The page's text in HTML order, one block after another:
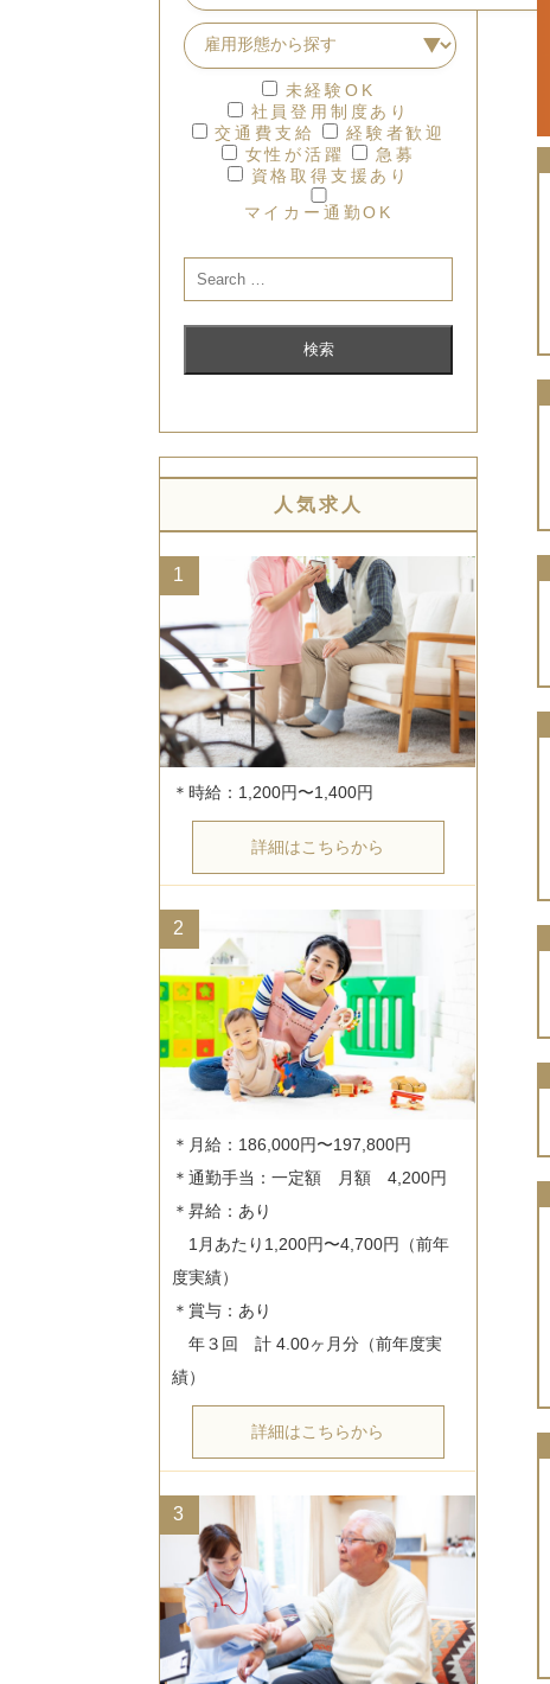
未経験OK
社員登用制度あり
交通費支給
経験者歓迎
女性が活躍
急募
資格取得支援あり
マイカー通勤OK
人気求人
1
詳細はこちらから
2
＊月給：186,000円〜197,800円
＊通勤手当：一定額　月額　4,200円
＊昇給：あり
1月あたり1,200円〜4,700円（前年
度実績）
＊賞与：あり
年３回　計 4.00ヶ月分（前年度実
詳細はこちらから
3